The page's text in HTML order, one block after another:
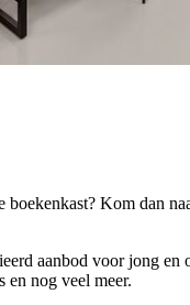
Kom dan
aanbod voor jong en
en nog veel meer.